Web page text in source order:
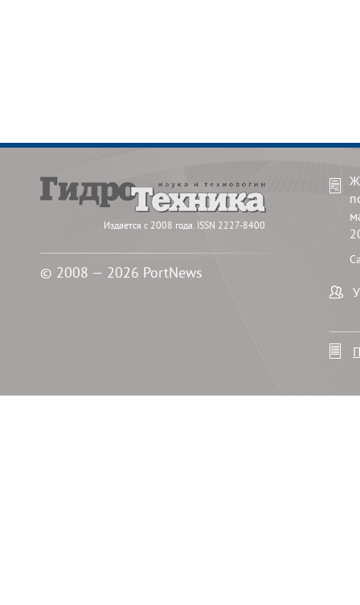
Издается с 2008 года. ISSN 2227-8400
© 2008 — 2026 PortNews